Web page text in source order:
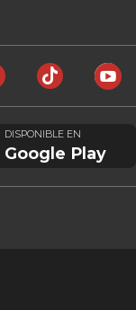
DISPONIBLE EN
Google Play